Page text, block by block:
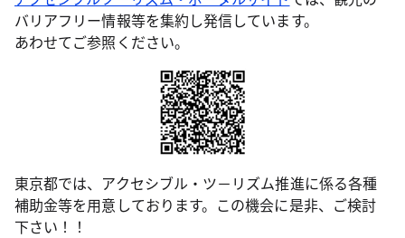
バリアフリー情報等を集約し発信しています。
あわせてご参照ください。
東京都では、アクセシブル・ツ－リズム推進に係る各種
補助金等を用意しております。この機会に是非、ご検討
下さい！！